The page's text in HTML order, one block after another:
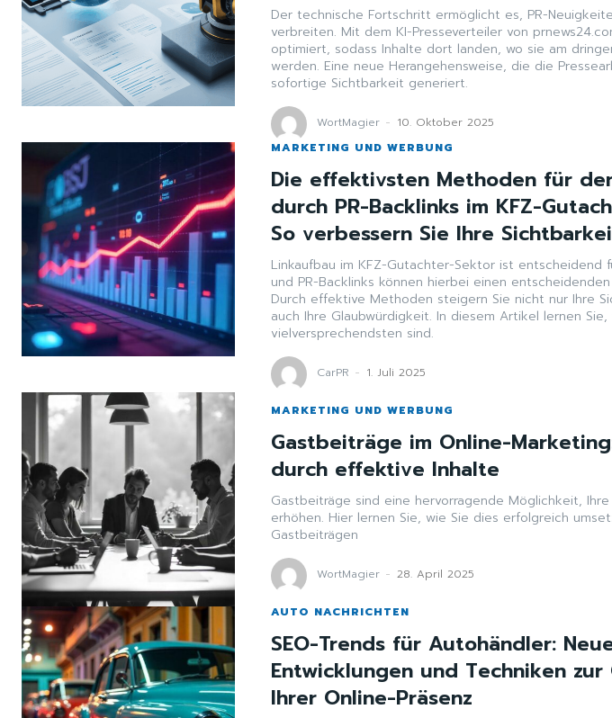
Der technische Fortschritt ermöglicht es, PR-
verbreiten. Mit dem KI-Presseverteiler von
optimiert, sodass Inhalte dort landen, wo sie am
werden. Eine neue Herangehensweise, die die
sofortige Sichtbarkeit generiert.
WortMagier - 10. Oktober 2025
MARKETING UND WERBUNG
Die effektivsten Methoden für
durch PR-Backlinks im KFZ-
So verbessern Sie Ihre
Linkaufbau im KFZ-Gutachter-Sektor ist entscheidend
und PR-Backlinks können hierbei einen
Durch effektive Methoden steigern Sie nicht nur Ihre
auch Ihre Glaubwürdigkeit. In diesem Artikel lernen
vielversprechendsten sind.
CarPR - 1. Juli 2025
MARKETING UND WERBUNG
Gastbeiträge im Online-
durch effektive Inhalte
Gastbeiträge sind eine hervorragende Möglichkeit,
erhöhen. Hier lernen Sie, wie Sie dies erfolgreich
Gastbeiträgen
WortMagier - 28. April 2025
AUTO NACHRICHTEN
SEO-Trends für Autohändler:
Entwicklungen und Techniken
Ihrer Online-Präsenz